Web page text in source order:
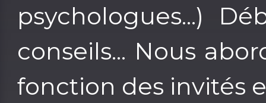
psychologues...)
conseils... Nous
fonction des invités